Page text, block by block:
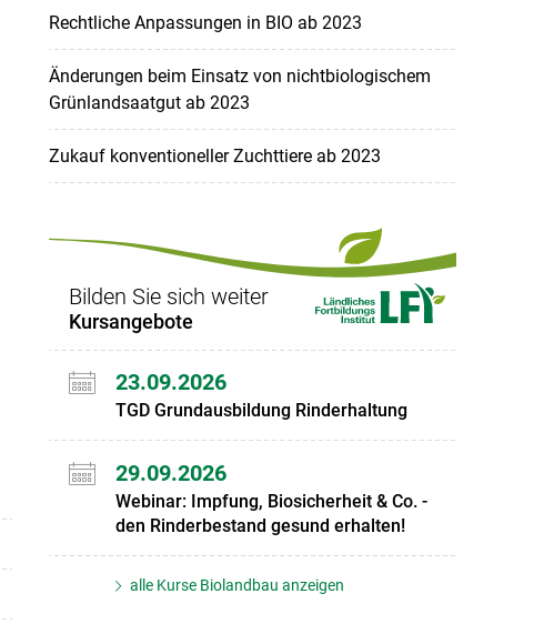
Rechtliche Anpassungen in BIO ab 2023
Änderungen beim Einsatz von nichtbiologischem
Grünlandsaatgut ab 2023
Zukauf konventioneller Zuchttiere ab 2023
Bilden Sie sich weiter
Kursangebote
23.09.2026
TGD Grundausbildung Rinderhaltung
29.09.2026
Webinar: Impfung, Biosicherheit & Co. -
den Rinderbestand gesund erhalten!
alle Kurse Biolandbau anzeigen